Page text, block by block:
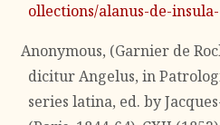
ollections/alanus-de-
Anonymous, (Garnier de
dicitur Angelus, in
series latina, ed. by